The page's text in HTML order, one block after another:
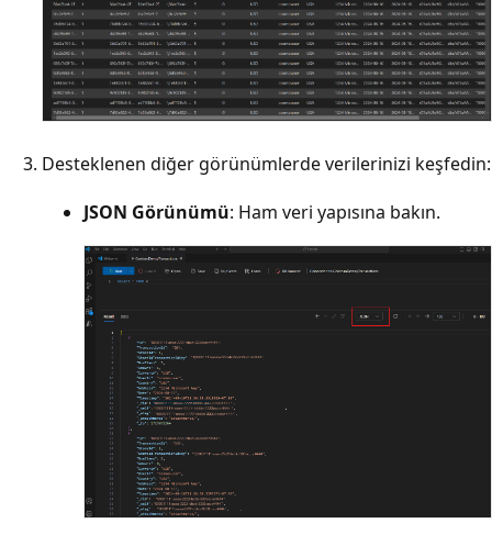
Desteklenen diğer görünümlerde verilerinizi keşfedin:
JSON Görünümü: Ham veri yapısına bakın.